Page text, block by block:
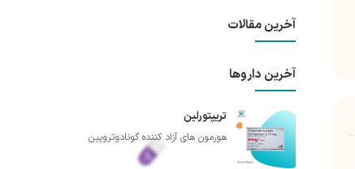
آخرین مقالات
آخرین داروها
تریپتورلین
هورمون های آزاد کننده گونادوتروپین